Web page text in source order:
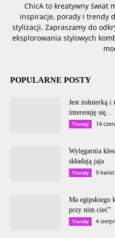
ChicA to kreatywny świat
inspiracje, porady i trendy
stylizacji. Zapraszamy do
eksplorowania stylowych
POPULARNE POSTY
Jest żołnierką
interesuję się...
Trendy 14
Wylęgarnia
składają jaja
Trendy 9
Ma egipskiego
przy nim cieć”
Trendy 4